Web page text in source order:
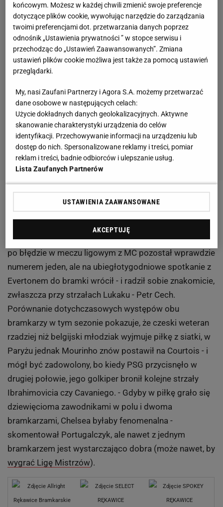
2 z 5
Mourinho ma problem z bramkarzami
Ale każdy trener chciałby mieć taki. Thibaut Courtois
po błędzie w meczu ligowym z MC pozostał wprawdzie
numerem jeden, ale na ubiegłotygodniowe spotkanie z
Evertonem do bramki wrócił - i radził sobie znakomicie,
zwłaszcza przy strzałach Lukaku - Petr Cech.
Porównanie dotychczasowych występów obu
bramkarzy w tym sezonie pokazuje, że czeski weteran
rzadziej niż belgijski młodziak wyjmuje piłkę z siatki, w
Paryżu jednak Mourinho znów postawił na Courtois - i
mógł być zadowolony, bo kiedy PSG przycisnęło w
drugiej połowie, jego golkiper bronił kolejne strzały
Ibrahimovicia czy Cavaniego. - Gdyby w piłkę grało się
dziewięcioma zawodnikami w polu i dwoma
bramkarzami, Chelsea byłaby fenomenalna -
skomentował Portugalczyk, ale nawet z jednym
bramkarzem jest wystarczająco dobra (może nawet, by
wygrać Ligę Mistrzów).
końcowym. Możesz w każdej chwili zmienić swoje preferencje
dotyczące plików cookie, wywołując narzędzie do zarządzania
twoimi preferencjami dot. przetwarzania danych poprzez
odnośnik „Ustawienia prywatności ” w stopce serwisu i
przechodząc do „Ustawień Zaawansowanych”. Zmiana
ustawień plików cookie możliwa jest także za pomocą ustawień
przeglądarki.
My, nasi Zaufani Partnerzy i Agora S.A. możemy przetwarzać
dane osobowe w następujących celach:
Użycie dokładnych danych geolokalizacyjnych. Aktywne
skanowanie charakterystyki urządzenia do celów
identyfikacji. Przechowywanie informacji na urządzeniu lub
dostęp do nich. Spersonalizowane reklamy i treści, pomiar
reklam i treści, badnie odbiorców i ulepszanie usług.
Lista Zaufanych Partnerów
USTAWIENIA ZAAWANSOWANE
AKCEPTUJĘ